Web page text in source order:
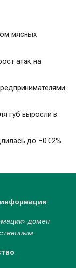
мясных
атак на
губ выросли в
до –0.02%
домен